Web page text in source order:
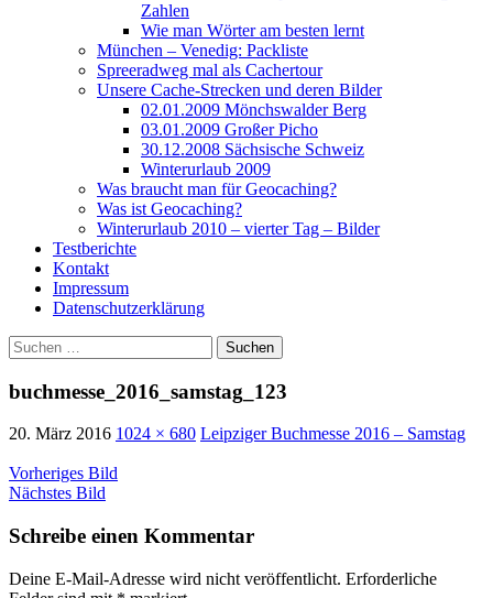
Zahlen
Wie man Wörter am besten lernt
München – Venedig: Packliste
Spreeradweg mal als Cachertour
Unsere Cache-Strecken und deren Bilder
02.01.2009 Mönchswalder Berg
03.01.2009 Großer Picho
30.12.2008 Sächsische Schweiz
Winterurlaub 2009
Was braucht man für Geocaching?
Was ist Geocaching?
Winterurlaub 2010 – vierter Tag – Bilder
Testberichte
Kontakt
Impressum
Datenschutzerklärung
Suchen
nach:
buchmesse_2016_samstag_123
20. März 2016 1024 × 680 Leipziger Buchmesse 2016 – Samstag
Vorheriges Bild
Nächstes Bild
Schreibe einen Kommentar
Deine E-Mail-Adresse wird nicht veröffentlicht. Erforderliche